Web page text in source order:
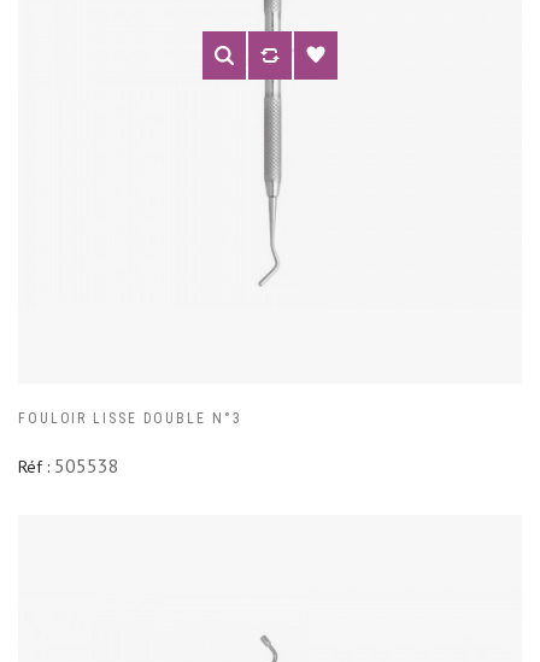
FOULOIR LISSE DOUBLE N°3
Réf : 505538